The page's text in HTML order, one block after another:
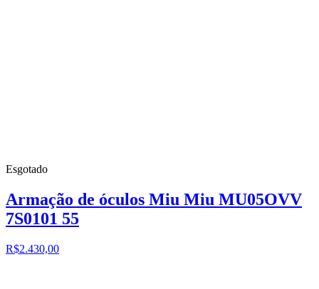
Esgotado
Armação de óculos Miu Miu MU05OVV
7S0101 55
R$2.430,00